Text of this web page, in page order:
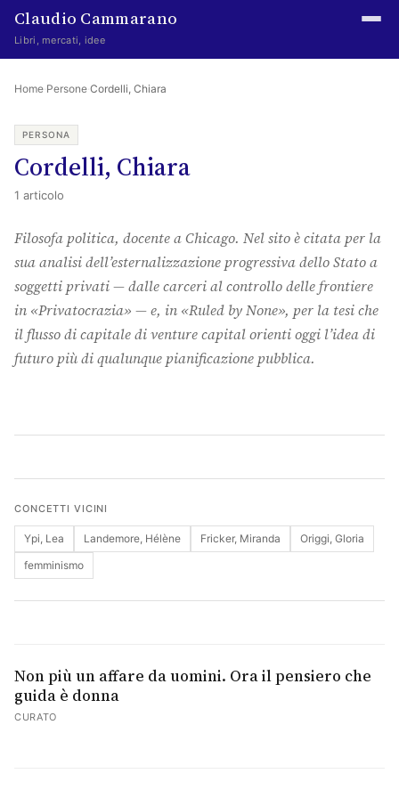
Claudio Cammarano
Libri, mercati, idee
Home
Writings
Curated
Learning log
Irene Media
Indice
About
Cerca
Home·Persone·Cordelli, Chiara
PERSONA
Cordelli, Chiara
1 articolo
Filosofa politica, docente a Chicago. Nel sito è citata per la
sua analisi dell’esternalizzazione progressiva dello Stato a
soggetti privati — dalle carceri al controllo delle frontiere
in «Privatocrazia» — e, in «Ruled by None», per la tesi che
il flusso di capitale di venture capital orienti oggi l’idea di
futuro più di qualunque pianificazione pubblica.
CONCETTI VICINI
Ypi, Lea Landemore, Hélène Fricker, Miranda
Origgi, Gloria
femminismo
Non più un affare da uomini. Ora il pensiero che
guida è donna
CURATO